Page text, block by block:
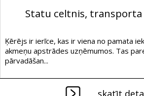
Statu celtnis,
Ķērējs ir ierīce, kas ir viena no pamata
akmeņu apstrādes uzņēmumos. Tas
pārvadāšan...
skatīt